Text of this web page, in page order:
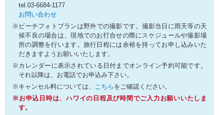
tel.03-6684-1177
お問い合わせ
※ビーチフォトプランは野外での撮影です。撮影当日に雨天等の天
候不良の場合は、現地でのお打合せの際にスケジュールや撮影場
所の調整を行います。旅行日程には余裕を持ってお申し込みいた
だきますようお願いいたします。
※カレンダーに表示されている日付までオンライン予約可能です。
それ以降は、お電話でお申込み下さい。
※キャンセル料については、 こちら をご確認ください。
※お申込日時は、ハワイの日程及び時間でご入力お願いいたしま
す。